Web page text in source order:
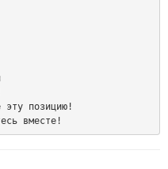
позицию!